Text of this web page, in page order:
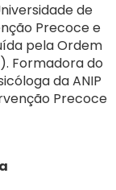
de
Precoce e
pela Ordem
Formadora do
da ANIP
Precoce